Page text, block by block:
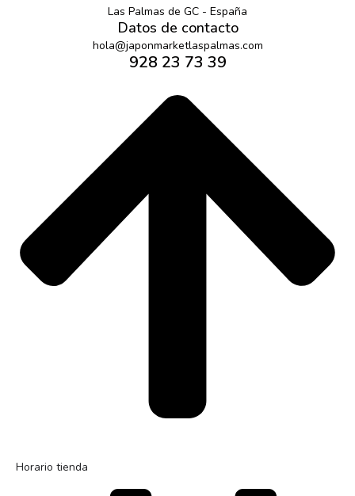
Horario tienda
Las Palmas de GC - España
Datos de contacto
hola@japonmarketlaspalmas.com
928 23 73 39